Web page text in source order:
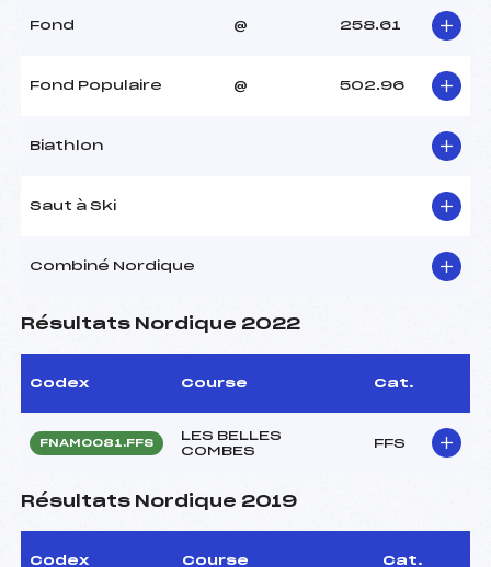
Fond @ 258.61
Fond Populaire @ 502.96
Biathlon
Saut à Ski
Combiné Nordique
Résultats Nordique 2022
Codex Course Cat.
FNAM0081.FFS
LES BELLES
COMBES
FFS
Résultats Nordique 2019
Codex Course Cat.